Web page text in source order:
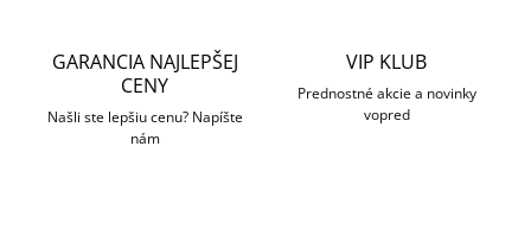
GARANCIA NAJLEPŠEJ
CENY
Našli ste lepšiu cenu? Napíšte
nám
VIP KLUB
Prednostné akcie a novinky
vopred